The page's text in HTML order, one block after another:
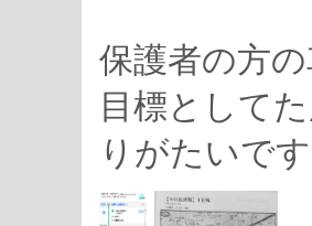
保護者の方
目標として
りがたいで